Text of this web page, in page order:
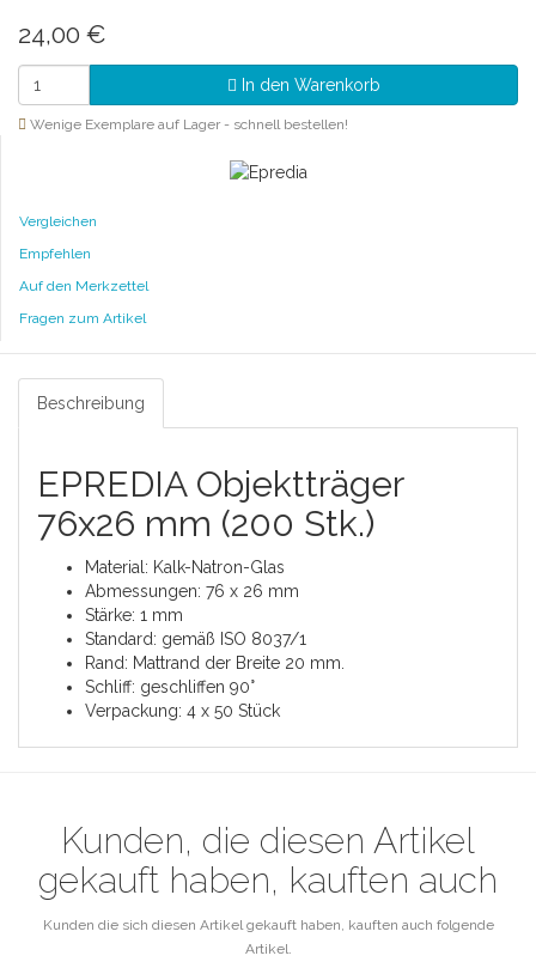
24,00 €
In den Warenkorb
Wenige Exemplare auf Lager - schnell bestellen!
Vergleichen
Empfehlen
Auf den Merkzettel
Fragen zum Artikel
Beschreibung
EPREDIA Objektträger
76x26 mm (200 Stk.)
Material: Kalk-Natron-Glas
Abmessungen: 76 x 26 mm
Stärke: 1 mm
Standard: gemäß ISO 8037/1
Rand: Mattrand der Breite 20 mm.
Schliff: geschliffen 90°
Verpackung: 4 x 50 Stück
Kunden, die diesen Artikel
gekauft haben, kauften auch
Kunden die sich diesen Artikel gekauft haben, kauften auch folgende
Artikel.